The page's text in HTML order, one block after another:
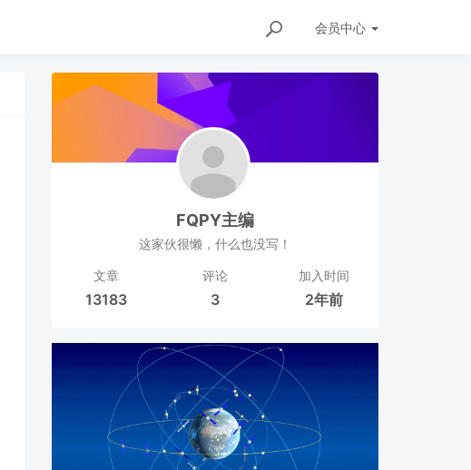
会员中心
FQPY主编
这家伙很懒，什么也没写！
文章
13183
评论
3
加入时间
2年前